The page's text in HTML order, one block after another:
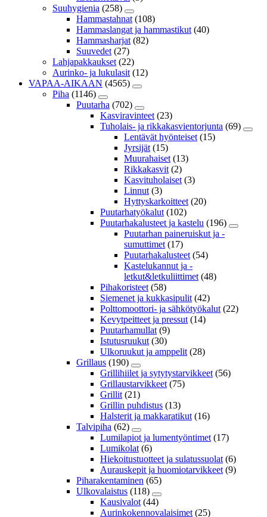
Suuhygienia (258)
Hammastahnat (108)
Hammaslangat ja hammastikut (40)
Hammasharjat (82)
Suuvedet (27)
Lahjapakkaukset (22)
Aurinko- ja lukulasit (12)
VAPAA-AIKAAN (4565)
Piha (1146)
Puutarha (702)
Kasviravinteet (23)
Tuholais- ja rikkakasvientorjunta (69)
Lentävät hyönteiset (15)
Jyrsijät (15)
Muurahaiset (13)
Rikkakasvit (2)
Kasvituholaiset (3)
Linnut (3)
Hyttyskarkoitteet (20)
Puutarhatyökalut (102)
Puutarhakalusteet ja kastelu (196)
Puutarhan paineruiskut ja -
sumuttimet (17)
Puutarhakalusteet (54)
Kastelukannut ja -
letkut&letkuliittimet (48)
Pihakoristeet (58)
Siemenet ja kukkasipulit (42)
Polttomoottori- ja sähkötyökalut (22)
Kevytpeitteet ja pressut (14)
Puutarhamullat (9)
Istutusruukut (30)
Ulkoruukut ja amppelit (28)
Grillaus (190)
Grillihiilet ja sytytystarvikkeet (56)
Grillaustarvikkeet (75)
Grillit (21)
Grillin puhdistus (13)
Halsterit ja makkaratikut (16)
Talvipiha (62)
Lumilapiot ja lumentyöntimet (17)
Lumikolat (6)
Hiekoitustuotteet ja sulatussuolat (6)
Aurauskepit ja huomiotarvikkeet (9)
Piharakentaminen (65)
Ulkovalaistus (118)
Kausivalot (44)
Aurinkokennovalaisimet (25)